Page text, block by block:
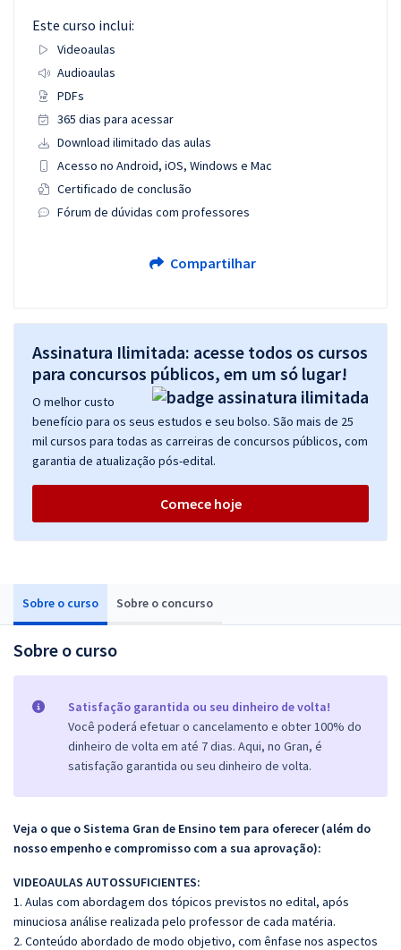
Sobre o curso Sobre o concurso
Sobre o curso
Satisfação garantida ou seu dinheiro de volta!
Você poderá efetuar o cancelamento e obter 100% do
dinheiro de volta em até 7 dias. Aqui, no Gran, é
satisfação garantida ou seu dinheiro de volta.
Veja o que o Sistema Gran de Ensino tem para oferecer (além do
nosso empenho e compromisso com a sua aprovação):
VIDEOAULAS AUTOSSUFICIENTES:
1. Aulas com abordagem dos tópicos previstos no edital, após
minuciosa análise realizada pelo professor de cada matéria.
2. Conteúdo abordado de modo objetivo, com ênfase nos aspectos
Este curso inclui:
Videoaulas
Audioaulas
PDFs
365 dias para acessar
Download ilimitado das aulas
Acesso no Android, iOS, Windows e Mac
Certificado de conclusão
Fórum de dúvidas com professores
Compartilhar
Assinatura Ilimitada: acesse todos os cursos
para concursos públicos, em um só lugar!
O melhor custo
benefício para os seus estudos e seu bolso. São mais de 25
mil cursos para todas as carreiras de concursos públicos, com
garantia de atualização pós-edital.
Comece hoje